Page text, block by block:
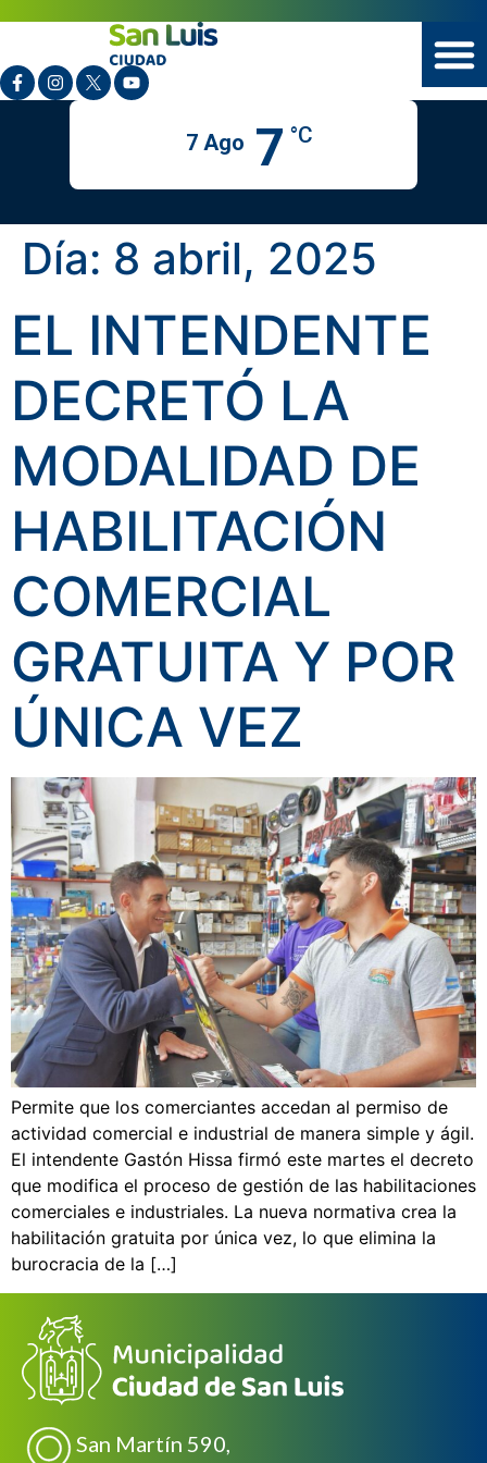
7 Ago 7 °C
Día: 8 abril, 2025
EL INTENDENTE
DECRETÓ LA
MODALIDAD DE
HABILITACIÓN
COMERCIAL
GRATUITA Y POR
ÚNICA VEZ
Permite que los comerciantes accedan al permiso de
actividad comercial e industrial de manera simple y ágil.
El intendente Gastón Hissa firmó este martes el decreto
que modifica el proceso de gestión de las habilitaciones
comerciales e industriales. La nueva normativa crea la
habilitación gratuita por única vez, lo que elimina la
burocracia de la […]
San Martín 590,